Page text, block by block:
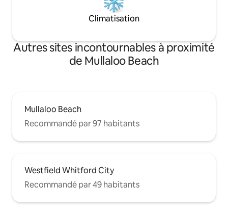
Climatisation
Autres sites incontournables à proximité
de Mullaloo Beach
Mullaloo Beach
Recommandé par 97 habitants
Westfield Whitford City
Recommandé par 49 habitants